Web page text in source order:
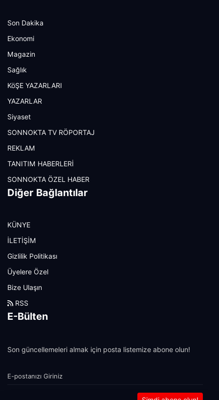
Son Dakika
Ekonomi
Magazin
Sağlık
KöŞE YAZARLARI
YAZARLAR
Siyaset
SONNOKTA TV RÖPORTAJ
REKLAM
TANITIM HABERLERİ
SONNOKTA ÖZEL HABER
Diğer Bağlantılar
KÜNYE
İLETİŞİM
Gizlilik Politikası
Üyelere Özel
Bize Ulaşın
RSS
E-Bülten
Son güncellemeleri almak için posta listemize abone olun!